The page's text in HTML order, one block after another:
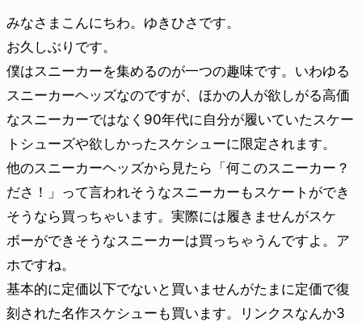
みなさまこんにちわ。ゆきひさです。
お久しぶりです。
僕はスニーカーを集めるのが一つの趣味です。いわゆる
スニーカーヘッズなのですが、ほかの人が欲しがる高価
なスニーカーではなく90年代に自分が履いていたスケー
トシューズや欲しかったスケシューに限定されます。
他のスニーカーヘッズから見たら「何このスニーカー？
ださ！」って言われそうなスニーカーもスケートができ
そうなら買っちゃいます。実際には履きませんがスケ
ボーができそうなスニーカーは買っちゃうんですよ。ア
ホですね。
基本的に定価以下でないと買いませんがたまに定価で復
刻された名作スケシューも買います。リンクスなんか3